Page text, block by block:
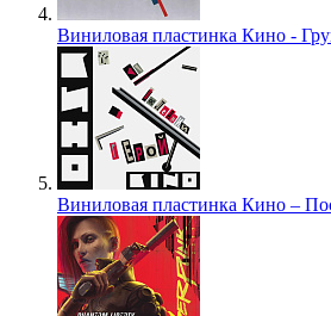
Виниловая пластинка Кино -
Виниловая пластинка Кино –